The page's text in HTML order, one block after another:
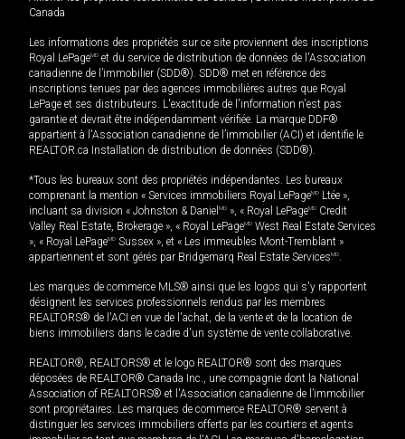
Canada
Les informations des propriétés sur ce site proviennent des inscriptions
Royal LePageMD et du service de distribution de données de l'Association
canadienne de l’immobilier (SDD®). SDD® met en référence des
inscriptions tenues par des agences immobilières autres que Royal
LePage et ses distributeurs. L'exactitude de l'information n'est pas
garantie et devrait être indépendamment vérifiée. La marque DDF®
appartient à l'Association canadienne de l’immobilier (ACI) et identifie le
REALTOR.ca Installation de distribution de données (SDD®).
*Tous les bureaux sont des propriétés indépendantes. Les bureaux
comprenant la mention « Services immobiliers Royal LePageMD Ltée »,
incluant sa division « Johnston & Daniel MD », « Royal LePageMD Credit
Valley Real Estate, Brokerage », « Royal LePageMD West Real Estate Services
», « Royal LePageMD Sussex », et « Les immeubles Mont-Tremblant »
appartiennent et sont gérés par Bridgemarq Real Estate ServicesMD.
Les marques de commerce MLS® ainsi que les logos qui s'y rapportent
désignent les services professionnels rendus par les membres
REALTORS® de l'ACI en vue de l'achat, de la vente et de la location de
biens immobiliers dans le cadre d'un système de vente collaborative.
REALTOR®, REALTORS® et le logo REALTOR® sont des marques
déposées de REALTOR® Canada Inc., une compagnie dont la National
Association of REALTORS® et l'Association canadienne de l’immobilier
sont propriétaires. Les marques de commerce REALTOR® servent à
distinguer les services immobiliers offerts par les courtiers et agents